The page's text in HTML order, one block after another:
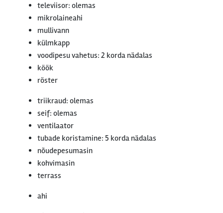
televiisor: olemas
mikrolaineahi
mullivann
külmkapp
voodipesu vahetus: 2 korda nädalas
köök
röster
triikraud: olemas
seif: olemas
ventilaator
tubade koristamine: 5 korda nädalas
nõudepesumasin
kohvimasin
terrass
ahi